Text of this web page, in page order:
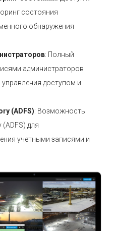
состояния
обнаружения
: Полный
администраторов
доступом и
(ADFS): Возможность
(ADFS) для
учетными записями и